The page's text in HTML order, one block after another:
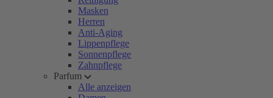
Masken
Herren
Anti-Aging
Lippenpflege
Sonnenpflege
Zahnpflege
Parfum
Alle anzeigen